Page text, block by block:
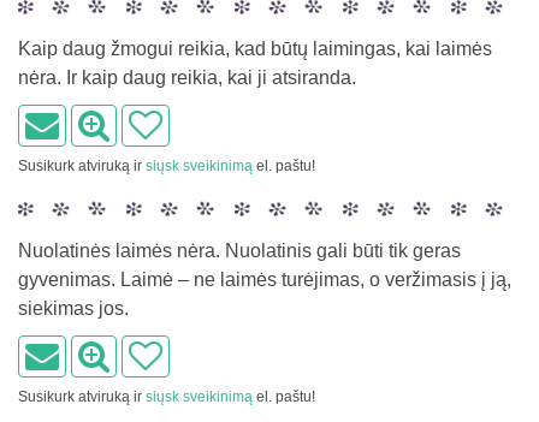
Kaip daug žmogui reikia, kad būtų laimingas, kai laimės
nėra. Ir kaip daug reikia, kai ji atsiranda.
Susikurk atviruką ir siųsk sveikinimą el. paštu!
Nuolatinės laimės nėra. Nuolatinis gali būti tik geras
gyvenimas. Laimė – ne laimės turėjimas, o veržimasis į ją,
siekimas jos.
Susikurk atviruką ir siųsk sveikinimą el. paštu!